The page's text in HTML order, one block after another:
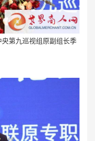
第九巡视组原副组长季